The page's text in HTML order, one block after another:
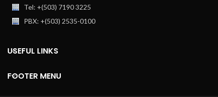
Tel: +(503) 7190 3225
PBX: +(503) 2535-0100
USEFUL LINKS
FOOTER MENU